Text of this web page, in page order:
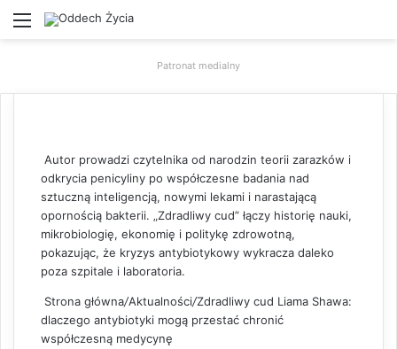
Menu
Patronat medialny
Autor prowadzi czytelnika od narodzin teorii zarazków i
odkrycia penicyliny po współczesne badania nad
sztuczną inteligencją, nowymi lekami i narastającą
opornością bakterii. „Zdradliwy cud” łączy historię nauki,
mikrobiologię, ekonomię i politykę zdrowotną,
pokazując, że kryzys antybiotykowy wykracza daleko
poza szpitale i laboratoria.
Strona główna/Aktualności/Zdradliwy cud Liama Shawa:
dlaczego antybiotyki mogą przestać chronić
współczesną medycynę